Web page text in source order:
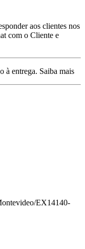
aos clientes nos
com o Cliente e
à entrega. Saiba mais
EX14140-